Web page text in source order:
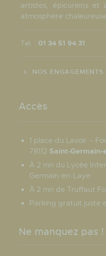
artistes, épicuriens et
atmosphère
Tel. : 01 34 51 94 31
NOS ENGAGEMENTS
Accès
1 place du Lavoir –
78112 Saint-Germain-
À 2 mn du Lycée
Germain-en-Laye
À 2 mn de Truffaut
Parking gratuit juste
Ne manquez pas !